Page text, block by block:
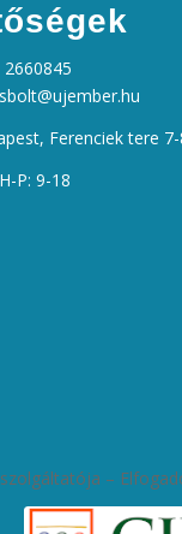
2660845
Ferenciek tere 7-
H-P: 9-18
–